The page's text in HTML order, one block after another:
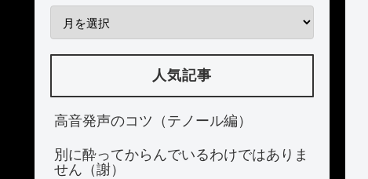
人気記事
高音発声のコツ（テノール編）
別に酔ってからんでいるわけではありま
せん（謝）